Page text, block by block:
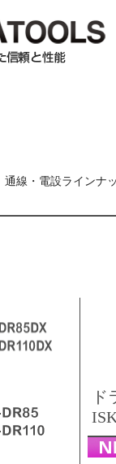
通線・電設ラインナ
ド